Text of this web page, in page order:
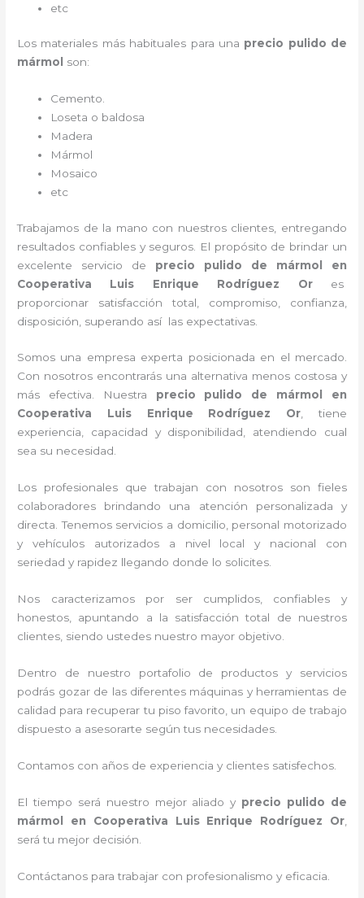
etc
Los materiales más habituales para una precio pulido de
mármol
son:
Cemento.
Loseta o baldosa
Madera
Mármol
Mosaico
etc
Trabajamos de la mano con nuestros clientes, entregando
resultados confiables y seguros. El propósito de brindar un
excelente servicio de precio pulido de mármol
en
Cooperativa Luis Enrique Rodríguez Ores
proporcionar satisfacción total, compromiso, confianza,
disposición, superando así las expectativas.
Somos una empresa experta posicionada en el mercado.
Con nosotros encontrarás una alternativa menos costosa y
más efectiva. Nuestra precio pulido de mármol
en
Cooperativa Luis Enrique Rodríguez Or, tiene
experiencia, capacidad y disponibilidad, atendiendo cual
sea su necesidad.
Los profesionales que trabajan con nosotros son fieles
colaboradores brindando una atención personalizada y
directa.Tenemos servicios a domicilio, personal motorizado
y vehículos autorizados a nivel local y nacional con
seriedad y rapidez llegando donde lo solicites.
Nos caracterizamos por ser cumplidos, confiables y
honestos, apuntando a la satisfacción total de nuestros
clientes, siendo ustedes nuestro mayor objetivo.
Dentro de nuestro portafolio de productos y servicios
podrás gozar de las diferentes máquinas y herramientas de
calidad para recuperar tu piso favorito, un equipo de trabajo
dispuesto a asesorarte según tus necesidades.
Contamos con años de experiencia y clientes satisfechos.
El tiempo será nuestro mejor aliado y precio pulido de
mármol
en Cooperativa Luis Enrique Rodríguez Or,
será tu mejor decisión.
Contáctanos para trabajar con profesionalismo y eficacia.